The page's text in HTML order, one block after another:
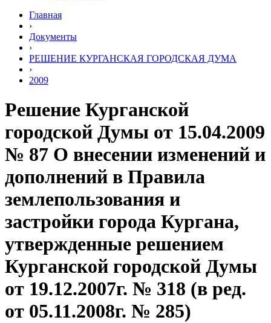
Главная
›
Документы
›
РЕШЕНИЕ КУРГАНСКАЯ ГОРОДСКАЯ ДУМА
›
2009
Решение Курганской
городской Думы от 15.04.2009
№ 87 О внесении изменений и
дополнений в Правила
землепользования и
застройки города Кургана,
утвержденные решением
Курганской городской Думы
от 19.12.2007г. № 318 (в ред.
от 05.11.2008г. № 285)